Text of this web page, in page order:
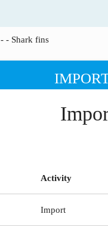
- - Shark fins
Activity
Import